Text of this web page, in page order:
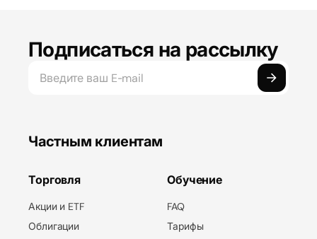
Подписаться на рассылку
Частным клиентам
Торговля
Акции и ETF
Облигации
Обучение
FAQ
Тарифы